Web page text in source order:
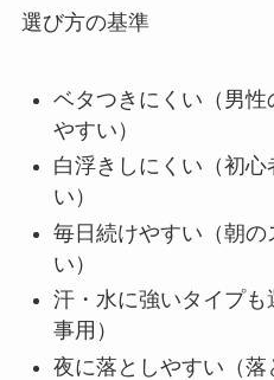
選び方の基準
ベタつきにくい（男
やすい）
白浮きしにくい（初
い）
毎日続けやすい（朝
い）
汗・水に強いタイプ
事用）
夜に落としやすい（